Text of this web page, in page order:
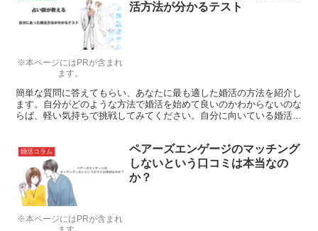
※本ページにはPRが含まれ
ます。
活方法が分かるテスト
簡単な質問に答えてもらい、あなたに最も適した婚活の方法を紹介し
ます。自分がどのような方法で婚活を始めて良いのかわからないのな
らば、軽い気持ちで挑戦してみてください。自分に向いている婚活方
※本ページにはPRが含まれ
婚活コラム
ペアーズエンゲージのマッチング
しないという口コミは本当なの
か？